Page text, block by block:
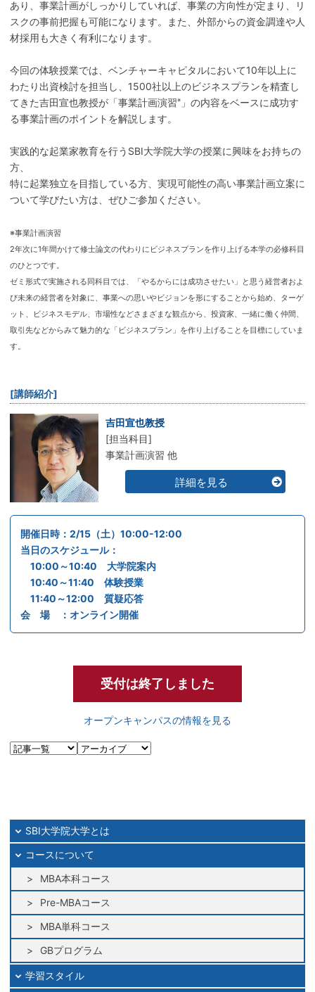
あり、事業計画がしっかりしていれば、事業の方向性が定まり、リ
スクの事前把握も可能になります。また、外部からの資金調達や人
材採用も大きく有利になります。
今回の体験授業では、ベンチャーキャピタルにおいて10年以上に
わたり出資検討を担当し、1500社以上のビジネスプランを精査し
てきた吉田宣也教授が「事業計画演習※」の内容をベースに成功す
る事業計画のポイントを解説します。
実践的な起業家教育を行うSBI大学院大学の授業に興味をお持ちの
方、
特に起業独立を目指している方、実現可能性の高い事業計画立案に
ついて学びたい方は、ぜひご参加ください。
※事業計画演習
2年次に1年間かけて修士論文の代わりにビジネスプランを作り上げる本学の必修科目
のひとつです。
ゼミ形式で実施される同科目では、「やるからには成功させたい」と思う経営者およ
び未来の経営者を対象に、事業への思いやビジョンを形にすることから始め、ターゲ
ット、ビジネスモデル、市場性などさまざまな観点から、投資家、一緒に働く仲間、
取引先などからみて魅力的な「ビジネスプラン」を作り上げることを目標にしていま
す。
[講師紹介]
吉田宣也教授
[担当科目]
事業計画演習 他
詳細を見る
開催日時：2/15（土）10:00-12:00
当日のスケジュール：
10:00～10:40 大学院案内
10:40～11:40 体験授業
11:40～12:00 質疑応答
会 場 ：オンライン開催
受付は終了しました
オープンキャンパスの情報を見る
SBI大学院大学とは
コースについて
MBA本科コース
Pre-MBAコース
MBA単科コース
GBプログラム
学習スタイル